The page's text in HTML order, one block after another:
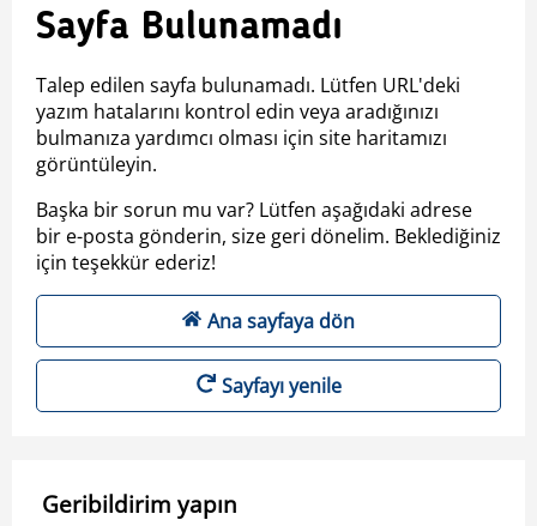
Sayfa Bulunamadı
Talep edilen sayfa bulunamadı. Lütfen URL'deki
yazım hatalarını kontrol edin veya aradığınızı
bulmanıza yardımcı olması için site haritamızı
görüntüleyin.
Başka bir sorun mu var? Lütfen aşağıdaki adrese
bir e-posta gönderin, size geri dönelim. Beklediğiniz
için teşekkür ederiz!
Ana sayfaya dön
Sayfayı yenile
Geribildirim yapın